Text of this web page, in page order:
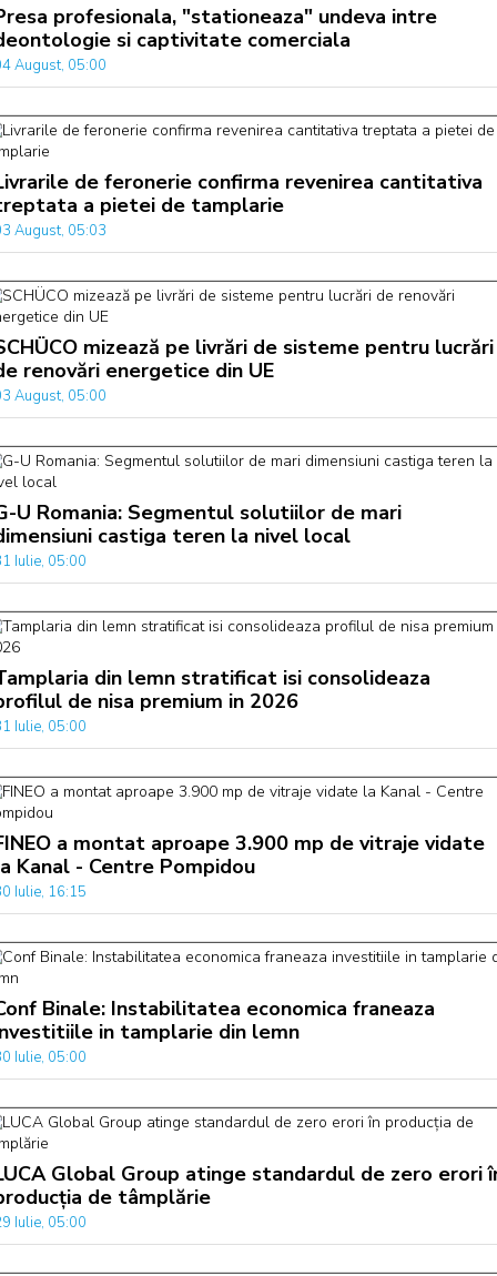
profesionala, "stationeaza" undeva intre
si captivitate comerciala
August, 05:00
de feronerie confirma revenirea cantitativa
a pietei de tamplarie
August, 05:03
mizează pe livrări de sisteme pentru lucrări
renovări energetice din UE
August, 05:00
U Romania: Segmentul solutiilor de mari
castiga teren la nivel local
Iulie, 05:00
din lemn stratificat isi consolideaza
de nisa premium in 2026
Iulie, 05:00
a montat aproape 3.900 mp de vitraje vidate
Kanal - Centre Pompidou
Iulie, 16:15
Binale: Instabilitatea economica franeaza
in tamplarie din lemn
Iulie, 05:00
Global Group atinge standardul de zero erori
de tâmplărie
Iulie, 05:00